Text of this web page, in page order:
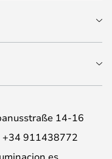
14-16
+34 911438772